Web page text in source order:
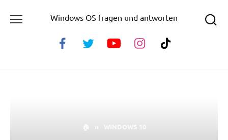
Windows OS fragen und antworten